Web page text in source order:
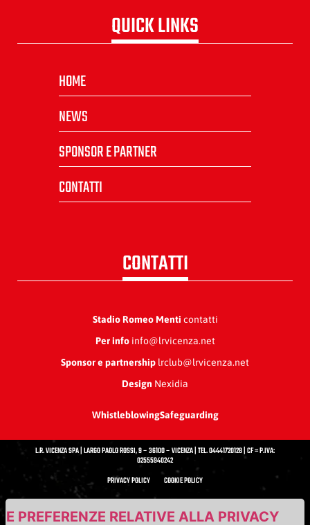
QUICK LINKS
HOME
NEWS
SPONSOR E PARTNER
CONTATTI
CONTATTI
Stadio Romeo Menti contatti
Per infoinfo@lrvicenza.net
Sponsor e partnership lrclub@lrvicenza.net
Design Nexidia
WhistleblowingSafeguarding
L.R. VICENZA SPA | LARGO PAOLO ROSSI, 9 – 36100 – VICENZA | TEL. 04441720128 | CF = P.IVA:
02555940242
PRIVACY POLICY
COOKIE POLICY
PREFERENZE RELATIVE ALLA PRIVACY